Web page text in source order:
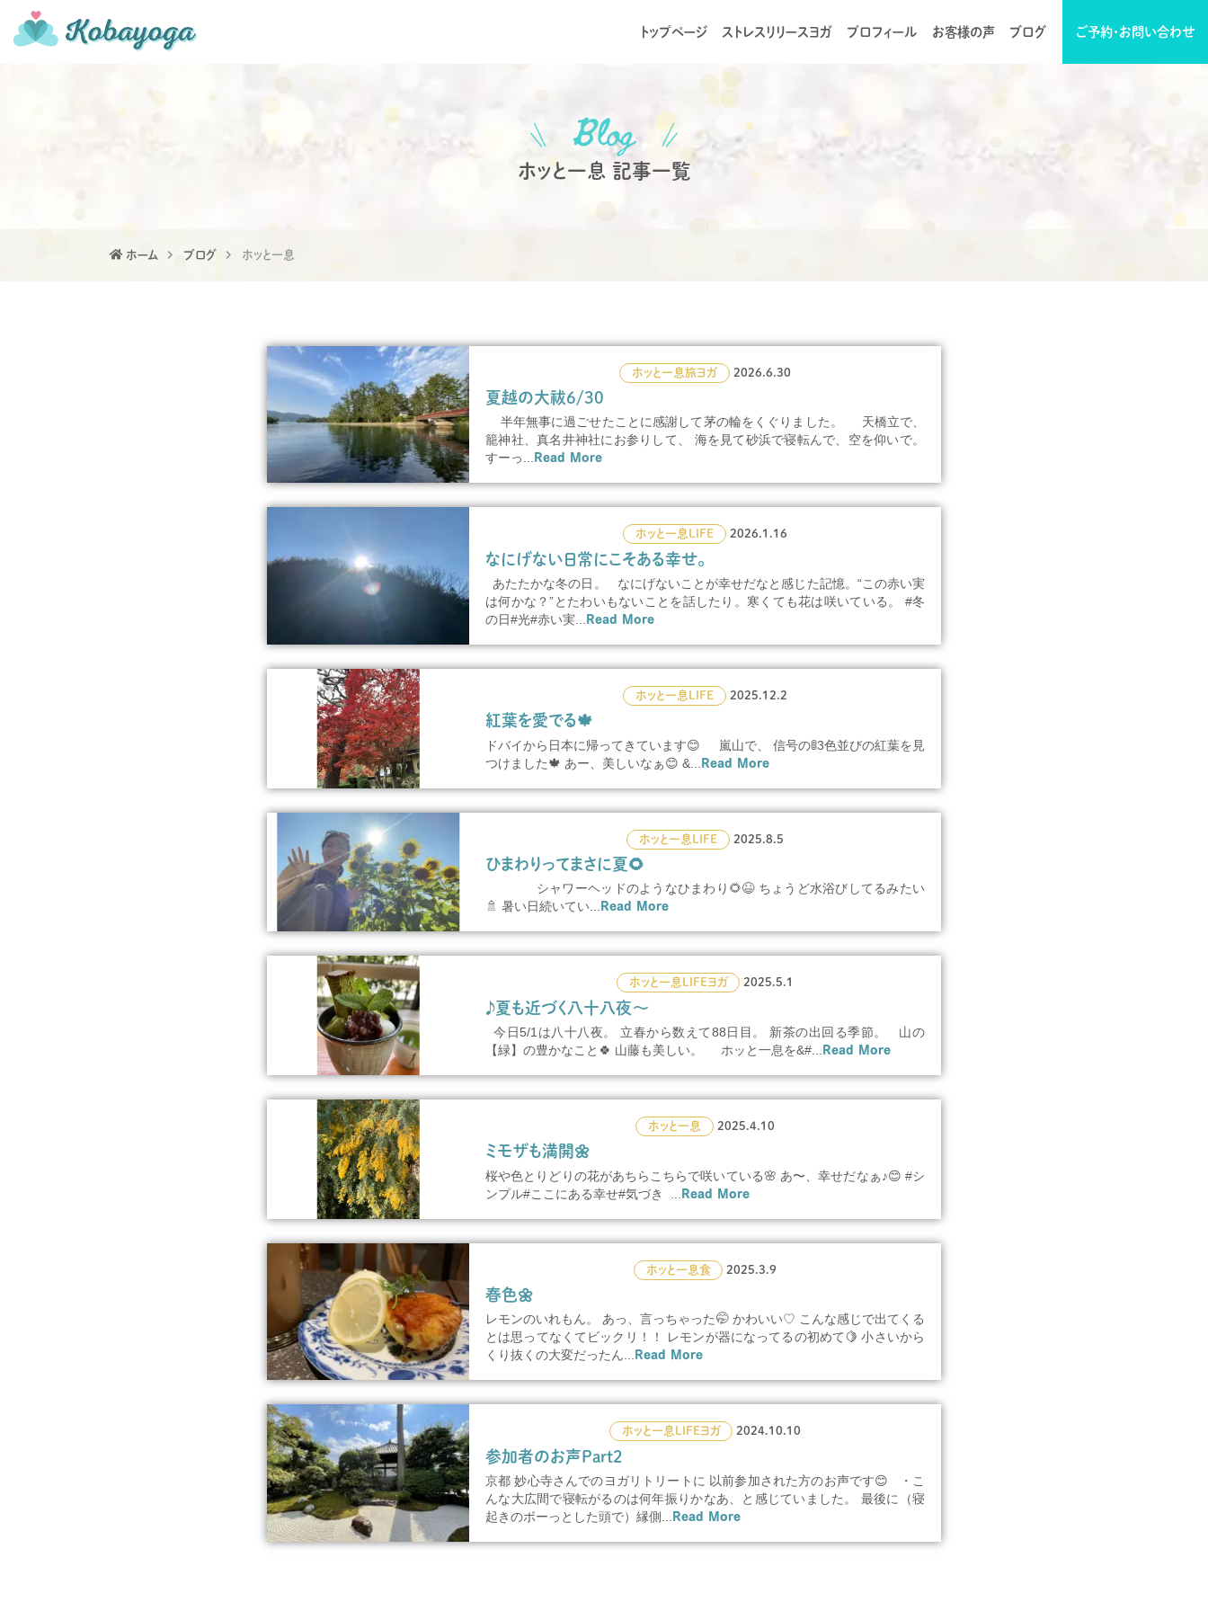
トップページ ストレスリリースヨガ プロフィール お客様の声 ブログ ご予約・お問い合わせ
ホッと一息 記事一覧
ホーム ブログ ホッと一息
ホッと一息旅ヨガ 2026.6.30
夏越の大祓6/30
半年無事に過ごせたことに感謝して茅の輪をくぐりました。 天橋立で、
籠神社、真名井神社にお参りして、 海を見て砂浜で寝転んで、空を仰いで。
すーっ...
Read More
ホッと一息 LIFE 2026.1.16
なにげない日常にこそある幸せ。
あたたかな冬の日。 なにげないことが幸せだなと感じた記憶。“この赤い実
は何かな？”とたわいもないことを話したり。寒くても花は咲いている。 #冬
の日#光#赤い実...
Read More
ホッと一息LIFE 2025.12.2
紅葉を愛でる🍁
ドバイから日本に帰ってきています😊 嵐山で、 信号の🚦3色並びの紅葉を見
つけました🍁 あー、美しいなぁ😊 &... Read More
ホッと一息 LIFE 2025.8.5
ひまわりってまさに夏🌻
シャワーヘッドのようなひまわり🌻😆 ちょうど水浴びしてるみたい
🚿 暑い日続いてい... Read More
ホッと一息 LIFEヨガ 2025.5.1
♪夏も近づく八十八夜〜
今日5/1は八十八夜。 立春から数えて88日目。 新茶の出回る季節。 山の
【緑】の豊かなこと🍀 山藤も美しい。 ホッと一息を&#...
Read More
ホッと一息 2025.4.10
ミモザも満開🌼
桜や色とりどりの花があちらこちらで咲いている🌸 あ〜、幸せだなぁ♪😊 #シ
ンプル#ここにある幸せ#気づき ... Read More
ホッと一息食 2025.3.9
春色🌼
レモンのいれもん。 あっ、言っちゃった🤭 かわいい♡ こんな感じで出てくる
とは思ってなくてビックリ！！ レモンが器になってるの初めて🍋 小さいから
くり抜くの大変だったん... Read More
ホッと一息 LIFEヨガ 2024.10.10
参加者のお声Part2
京都 妙心寺さんでのヨガリトリートに 以前参加された方のお声です😊 ・こ
んな大広間で寝転がるのは何年振りかなあ、と感じていました。 最後に（寝
起きのボーっとした頭で）縁側...
Read More